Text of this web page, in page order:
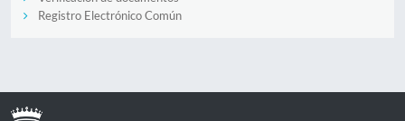
Registro Electrónico Común